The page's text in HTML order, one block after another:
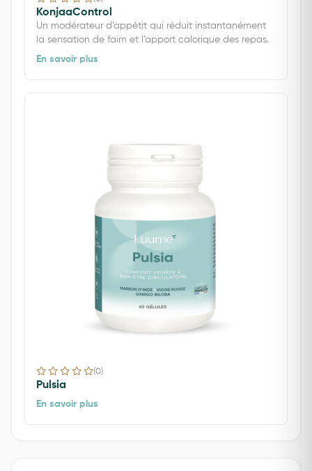
KonjaaControl
Un modérateur d’appétit qui réduit instantanément
la sensation de faim et l’apport calorique des repas.
En savoir plus
(0)
Pulsia
En savoir plus